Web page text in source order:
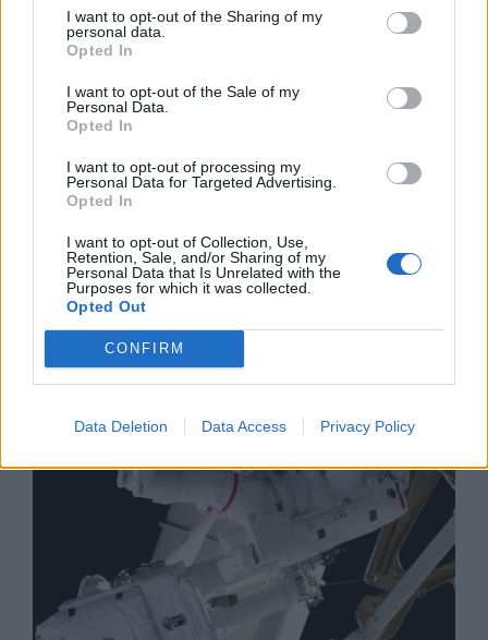
I want to opt-out of the Sharing of my
personal data.
Opted In
I want to opt-out of the Sale of my
Personal Data.
Opted In
I want to opt-out of processing my
Personal Data for Targeted Advertising.
Opted In
I want to opt-out of Collection, Use,
Retention, Sale, and/or Sharing of my
Personal Data that Is Unrelated with the
Purposes for which it was collected.
Opted Out
CONFIRM
Data Deletion Data Access Privacy Policy
Изкуствен интелект за първи път
създаде нови жизнеспособни вируси